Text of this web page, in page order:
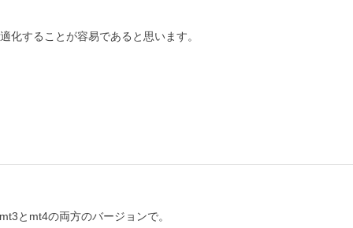
化することが容易であると思います。
とmt4の両方のバージョンで。